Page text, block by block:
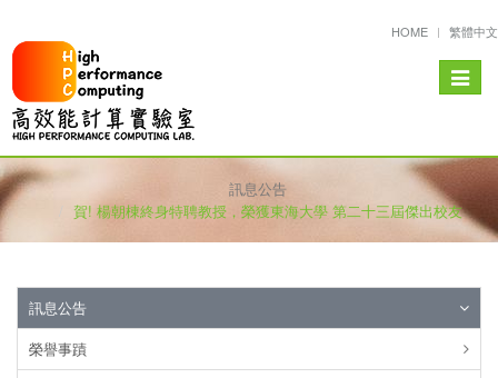
HOME 繁體中文
Toggle
訊息公告
賀! 楊朝棟終身特聘教授，榮獲東海大學 第二十三屆傑出校友
訊息公告
榮譽事蹟